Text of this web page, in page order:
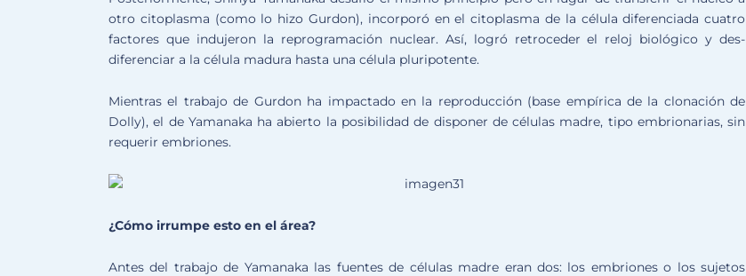
otro citoplasma (como lo hizo Gurdon), incorporó en el citoplasma de la célula diferenciada cuatro
factores que indujeron la reprogramación nuclear. Así, logró retroceder el reloj biológico y des-
diferenciar a la célula madura hasta una célula pluripotente.
Mientras el trabajo de Gurdon ha impactado en la reproducción (base empírica de la clonación de
Dolly), el de Yamanaka ha abierto la posibilidad de disponer de células madre, tipo embrionarias, sin
requerir embriones.
¿Cómo irrumpe esto en el área?
Antes del trabajo de Yamanaka las fuentes de células madre eran dos: los embriones o los sujetos